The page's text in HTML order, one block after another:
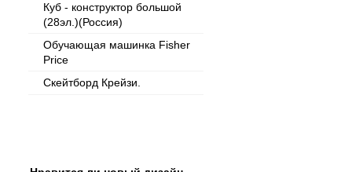
Куб - конструктор большой
(28эл.)(Россия)
Обучающая машинка Fisher
Price
Скейтборд Крейзи.